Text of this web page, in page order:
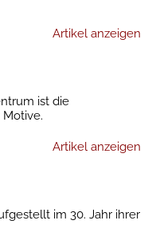
Artikel anzeigen
ist die
Artikel anzeigen
im 30. Jahr ihrer